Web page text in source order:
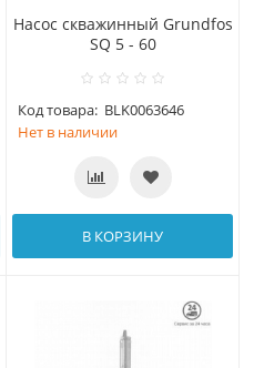
Насос скважинный Grundfos
SQ 5 - 60
Код товара: BLK0063646
Нет в наличии
В КОРЗИНУ